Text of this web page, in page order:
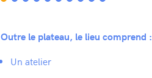
Outre le plateau, le lieu comprend :
Un atelier